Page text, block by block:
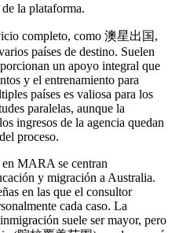
la plataforma.
completo, como 澳星出国,
países de destino. Suelen
un apoyo integral que
y el entrenamiento para
países es valiosa para los
paralelas, aunque la
ingresos de la agencia quedan
proceso.
en MARA se centran
y migración a Australia.
en las que el consultor
cada caso. La
suele ser mayor, pero